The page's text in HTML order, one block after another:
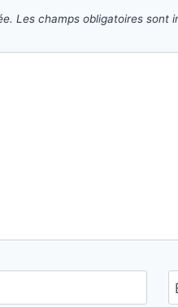
Les champs obligatoires sont